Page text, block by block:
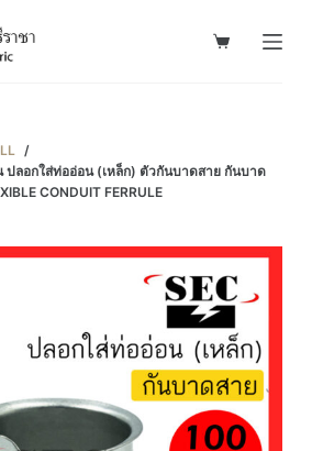
/
ปลอกใส่ท่ออ่อน (เหล็ก) ตัวกันบาดสาย กันบาด
CONDUIT FERRULE